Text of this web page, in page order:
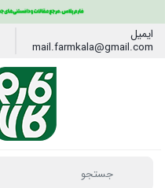
ایمیل
mail.farmkala@gmail.com